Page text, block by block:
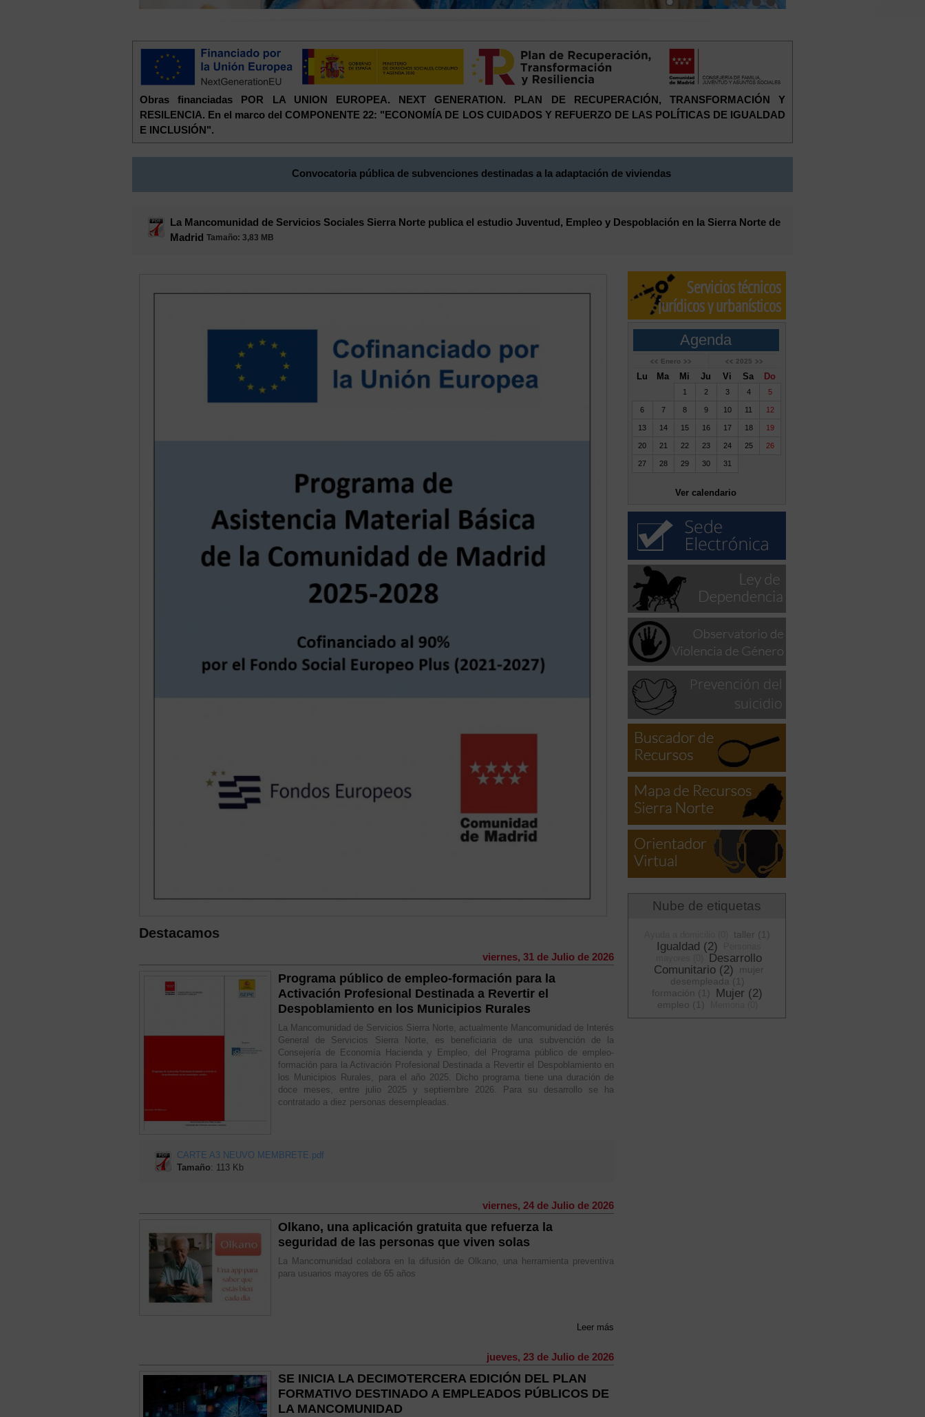
Obras financiadas POR LA UNION EUROPEA. NEXT GENERATION. PLAN DE RECUPERACIÓN, TRANSFORMACIÓN Y
RESILENCIA. En el marco del COMPONENTE 22: "ECONOMÍA DE LOS CUIDADOS Y REFUERZO DE LAS POLÍTICAS DE IGUALDAD
E INCLUSIÓN".
Convocatoria pública de subvenciones destinadas a la adaptación de viviendas
La Mancomunidad de Servicios Sociales Sierra Norte publica el estudio Juventud, Empleo y Despoblación en la Sierra Norte de
Madrid Tamaño: 3,83 MB
Destacamos
viernes, 31 de Julio de 2026
Programa público de empleo-formación para la
Activación Profesional Destinada a Revertir el
Despoblamiento en los Municipios Rurales
La Mancomunidad de Servicios Sierra Norte, actualmente Mancomunidad de Interés
General de Servicios Sierra Norte, es beneficiaria de una subvención de la
Consejería de Economía Hacienda y Empleo, del Programa público de empleo-
formación para la Activación Profesional Destinada a Revertir el Despoblamiento en
los Municipios Rurales, para el año 2025. Dicho programa tiene una duración de
doce meses, entre julio 2025 y septiembre 2026. Para su desarrollo se ha
contratado a diez personas desempleadas.
CARTE A3 NEUVO MEMBRETE.pdf
Tamaño: 113 Kb
viernes, 24 de Julio de 2026
Olkano, una aplicación gratuita que refuerza la
seguridad de las personas que viven solas
La Mancomunidad colabora en la difusión de Olkano, una herramienta preventiva
para usuarios mayores de 65 años
Leer más
jueves, 23 de Julio de 2026
SE INICIA LA DECIMOTERCERA EDICIÓN DEL PLAN
FORMATIVO DESTINADO A EMPLEADOS PÚBLICOS DE
LA MANCOMUNIDAD
Agenda
Enero 2025
Lu Ma Mi Ju Vi Sa Do
1 2 3 4 5
6 7 8 9 10 11 12
13 14 15 16 17 18 19
20 21 22 23 24 25 26
27 28 29 30 31
Ver calendario
Nube de etiquetas
taller (1)
Igualdad (2)
Desarrollo
Comunitario (2)
mujer
desempleada (1)
formación (1)
Mujer (2)
empleo (1)